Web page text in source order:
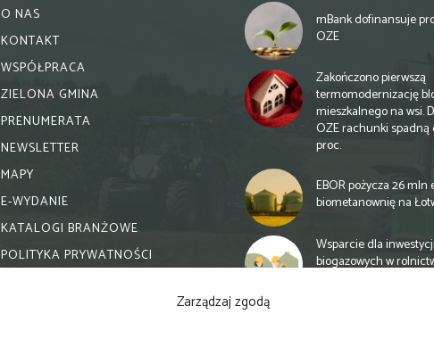
Zarządzaj zgodą
O NAS
KONTAKT
WSPÓŁPRACA
ZIELONA GMINA
PRENUMERATA
NEWSLETTER
MAPY
E-WYDANIE
KATALOGI BRANŻOWE
POLITYKA PRYWATNOŚCI
mBank dofinansuje
OZE
Zakończono pierwszą
termomodernizację
mieszkalnego na wsi.
OZE rachunki spadną
proc.
EBOR pożycza 26 mln
biometanownię na
Wsparcie dla inwestycji
biogazowych w